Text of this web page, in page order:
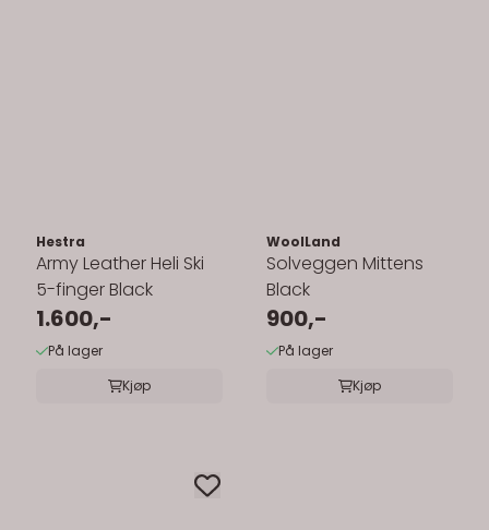
Hestra
Army Leather Heli Ski
5-finger Black
1.600,-
På lager
Kjøp
WoolLand
Solveggen Mittens
Black
900,-
På lager
Kjøp